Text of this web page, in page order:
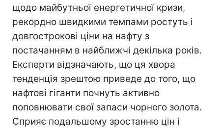
щодо майбутньої енергетичної кризи,
рекордно швидкими темпами ростуть і
довгострокові ціни на нафту з
постачанням в найближчі декілька років.
Експерти відзначають, що ця хвора
тенденція зрештою приведе до того, що
нафтові гіганти почнуть активно
поповнювати свої запаси чорного золота.
Сприяє подальшому зростанню цін і